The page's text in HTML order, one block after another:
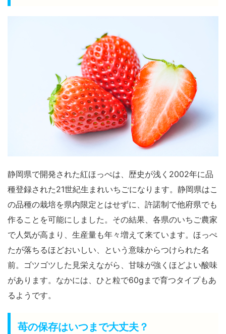
静岡県で開発された紅ほっぺは、歴史が浅く2002年に品
種登録された21世紀生まれいちごになります。静岡県はこ
の品種の栽培を県内限定とはせずに、許諾制で他府県でも
作ることを可能にしました。その結果、各県のいちご農家
で人気が高まり、生産量も年々増えて来ています。ほっぺ
たが落ちるほどおいしい、という意味からつけられた名
前。ゴツゴツした見栄えながら、甘味が強くほどよい酸味
があります。なかには、ひと粒で60gまで育つタイプもあ
るようです。
苺の保存はいつまで大丈夫？